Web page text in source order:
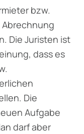
bzw.
Die Juristen ist
dass es
Die
Aufgabe
darf aber